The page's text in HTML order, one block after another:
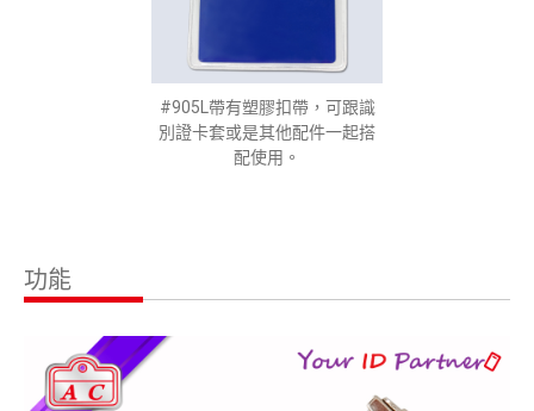
#905L帶有塑膠扣帶，可跟識
別證卡套或是其他配件一起搭
配使用。
功能